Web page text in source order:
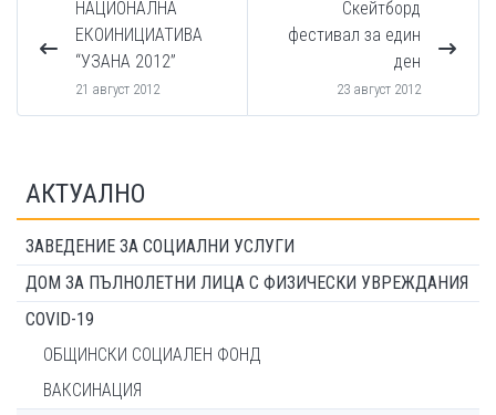
НАЦИОНАЛНА
ЕКОИНИЦИАТИВА
“УЗАНА 2012”
21 август 2012
Скейтборд
фестивал за един
ден
23 август 2012
АКТУАЛНО
ЗАВЕДЕНИЕ ЗА СОЦИАЛНИ УСЛУГИ
ДОМ ЗА ПЪЛНОЛЕТНИ ЛИЦА С ФИЗИЧЕСКИ УВРЕЖДАНИЯ
COVID-19
ОБЩИНСКИ СОЦИАЛЕН ФОНД
ВАКСИНАЦИЯ